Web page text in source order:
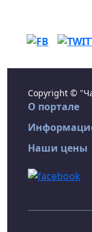
Copyright ©
О портале
Наши цены